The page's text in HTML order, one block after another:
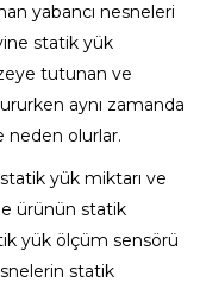
yabancı nesneleri
statik yük
tutunan ve
aynı zamanda
neden olurlar.
yük miktarı ve
ürünün statik
yük ölçüm sensörü
statik